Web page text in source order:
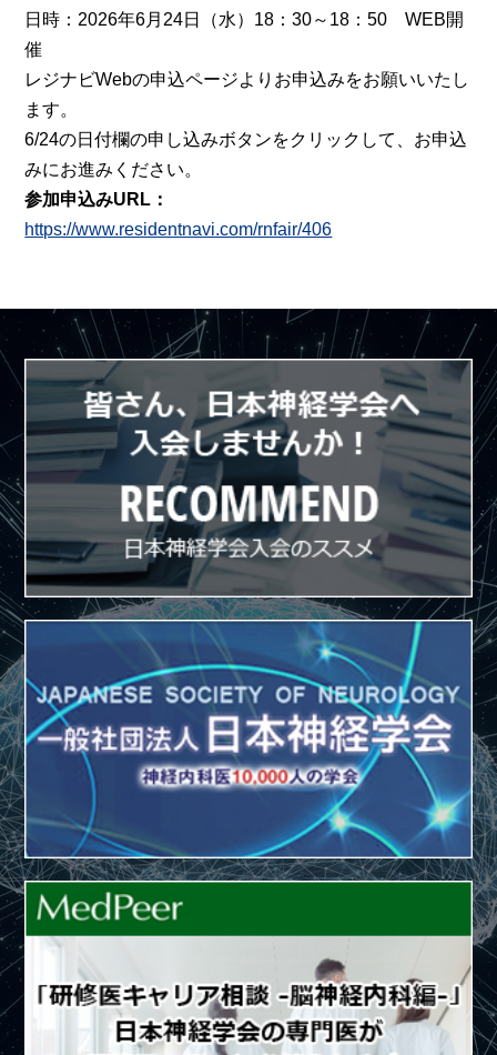
日時：2026年6月24日（水）18：30～18：50 WEB開
催
レジナビWebの申込ページよりお申込みをお願いいたし
ます。
6/24の日付欄の申し込みボタンをクリックして、お申込
みにお進みください。
参加申込みURL：
https://www.residentnavi.com/rnfair/406